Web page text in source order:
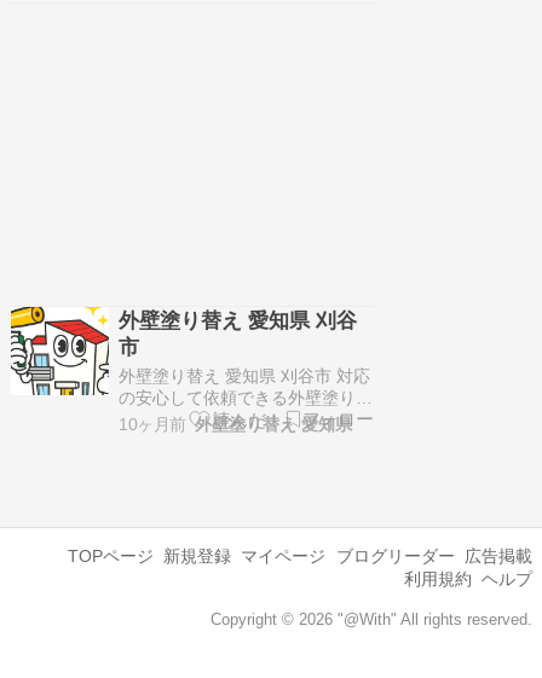
外壁塗り替え 愛知県 刈谷
市
外壁塗り替え 愛知県 刈谷市 対応
の安心して依頼できる外壁塗り替
え業者のご紹介！株式会社エムア
った知識と経験をもとに、お客様
に合った最適なプランをご…
10ヶ月前 外壁塗り替え 愛知県
TOPページ 新規登録 マイページ ブログリーダー
広告掲載
利用規約 ヘルプ
Copyright © 2026 "@With" All rights reserved.